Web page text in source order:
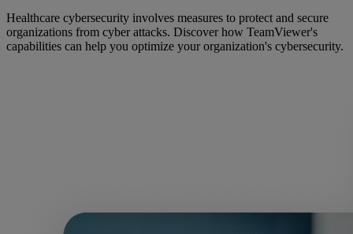
Healthcare cybersecurity involves measures to protect and secure
organizations from cyber attacks. Discover how TeamViewer's
capabilities can help you optimize your organization's cybersecurity.